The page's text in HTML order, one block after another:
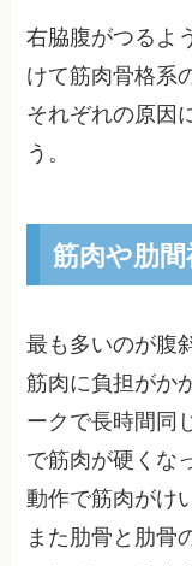
右脇腹がつるよ
けて筋肉骨格系
それぞれの原因
う。
筋肉や肋
最も多いのが腹
筋肉に負担がか
ークで長時間同
で筋肉が硬くな
動作で筋肉がけ
また肋骨と肋骨